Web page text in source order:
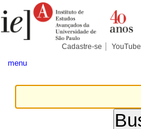
para
conteúdo.
Pessoais
Cadastre-se YouTube
menu